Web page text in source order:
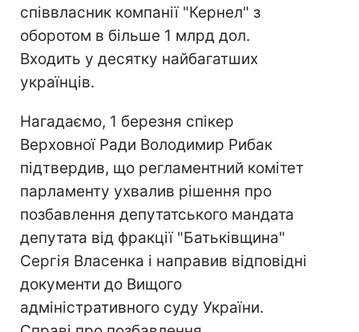
співвласник компанії "Кернел" з
оборотом в більше 1 млрд дол.
Входить у десятку найбагатших
українців.
Нагадаємо, 1 березня спікер
Верховної Ради Володимир Рибак
підтвердив, що регламентний комітет
парламенту ухвалив рішення про
позбавлення депутатського мандата
депутата від фракції "Батьківщина"
Сергія Власенка і направив відповідні
документи до Вищого
адміністративного суду України.